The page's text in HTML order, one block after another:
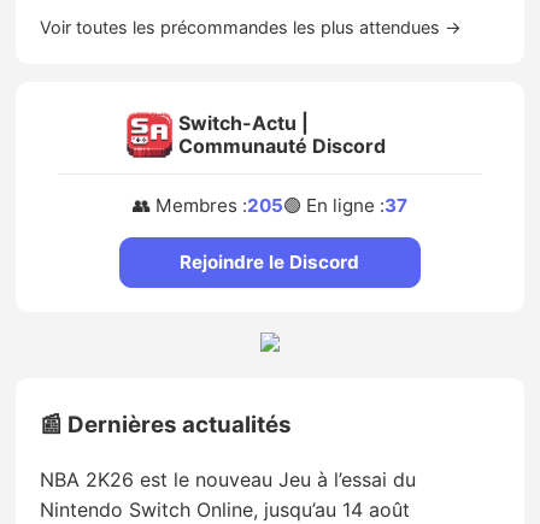
Voir toutes les précommandes les plus attendues →
Switch-Actu |
Communauté Discord
👥 Membres :205🟢 En ligne :37
Rejoindre le Discord
📰 Dernières actualités
NBA 2K26 est le nouveau Jeu à l’essai du
Nintendo Switch Online, jusqu’au 14 août